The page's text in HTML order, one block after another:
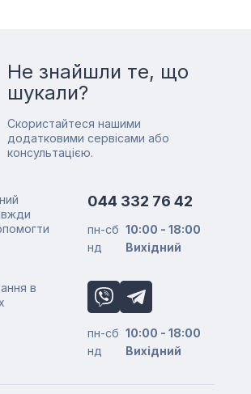
Не знайшли те, що
шукали?
Скористайтеся нашими
додатковими сервісами або
консультацією.
044 332 76 42
пн-сб 10:00 - 18:00
нд
Вихідний
в
пн-сб 10:00 - 18:00
нд
Вихідний